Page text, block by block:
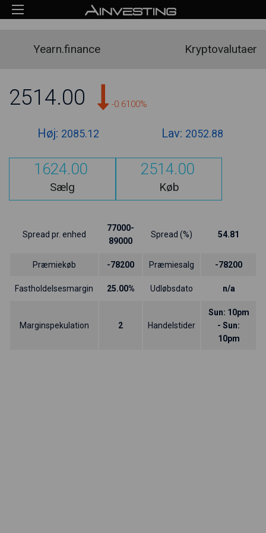
Yearn.finance Kryptovalutaer
2514.00 -0.6100%
Høj: 2085.12 Lav: 2052.88
1624.00
Sælg
2514.00
Køb
Spread pr. enhed
77000-
89000
Spread (%) 54.81
Præmiekøb -78200 Præmiesalg -78200
Fastholdelsesmargin 25.00% Udløbsdato n/a
Marginspekulation 2 Handelstider
Sun: 10pm
- Sun:
10pm